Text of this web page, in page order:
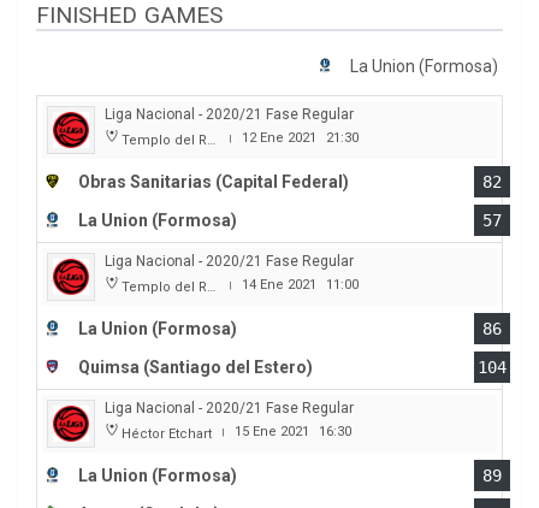
FINISHED GAMES
La Union (Formosa)
Liga Nacional - 2020/21 Fase Regular
Templo del Rock | 12 Ene 2021 21:30
Obras Sanitarias (Capital Federal)
82
La Union (Formosa)
57
Liga Nacional - 2020/21 Fase Regular
Templo del Rock | 14 Ene 2021 11:00
La Union (Formosa)
86
Quimsa (Santiago del Estero)
104
Liga Nacional - 2020/21 Fase Regular
Héctor Etchart | 15 Ene 2021 16:30
La Union (Formosa)
89